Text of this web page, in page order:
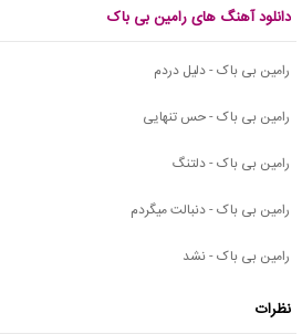
دانلود آهنگ های رامین بی باک
رامین بی باک - دلیل دردم
رامین بی باک - حس تنهایی
رامین بی باک - دلتنگ
رامین بی باک - دنبالت میگردم
رامین بی باک - نشد
نظرات